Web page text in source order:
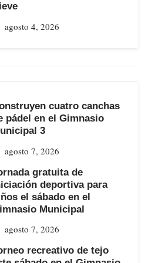
agosto 4, 2026
cuatro canchas
pádel en el Gimnasio
3
agosto 7, 2026
gratuita de
deportiva para
el sábado en el
Municipal
agosto 7, 2026
recreativo de tejo